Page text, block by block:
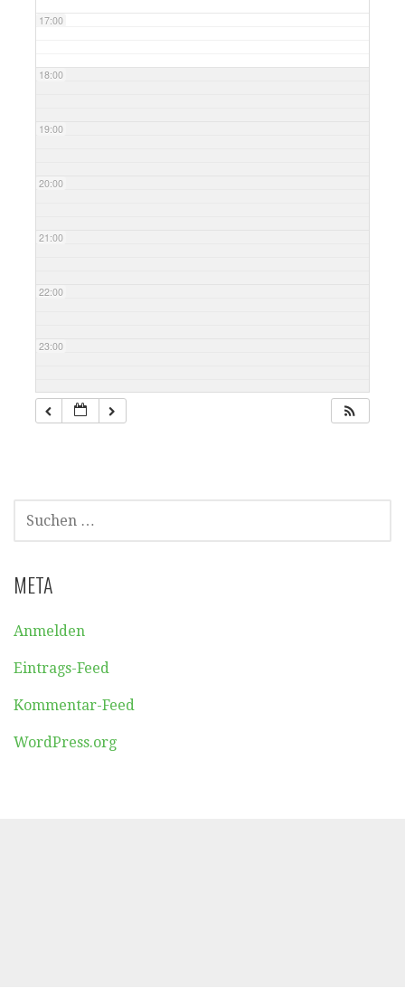
17:00
18:00
19:00
20:00
21:00
22:00
23:00
SUCHEN
NACH:
META
Anmelden
Eintrags-Feed
Kommentar-Feed
WordPress.org